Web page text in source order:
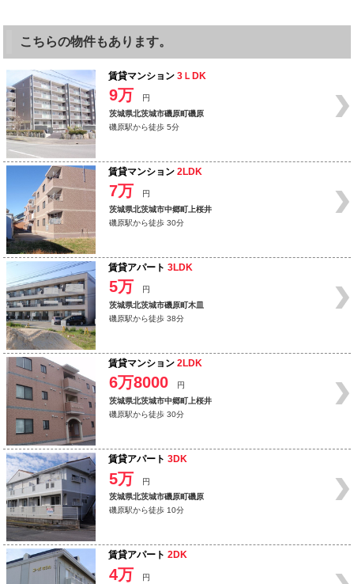
こちらの物件もあります。
賃貸マンション 3ＬDK
9万
円
茨城県北茨城市磯原町磯原
磯原駅から徒歩 5分
賃貸マンション 2LDK
7万
円
茨城県北茨城市中郷町上桜井
磯原駅から徒歩 30分
賃貸アパート 3LDK
5万
円
茨城県北茨城市磯原町木皿
磯原駅から徒歩 38分
賃貸マンション 2LDK
6万8000
円
茨城県北茨城市中郷町上桜井
磯原駅から徒歩 30分
賃貸アパート 3DK
5万
円
茨城県北茨城市磯原町磯原
磯原駅から徒歩 10分
賃貸アパート 2DK
4万
円